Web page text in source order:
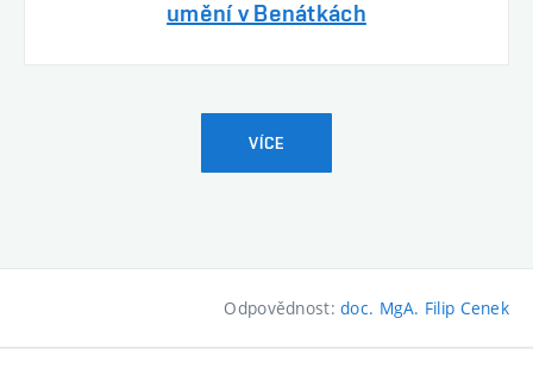
umění v Benátkách
VÍCE
Odpovědnost:doc. MgA. Filip Cenek